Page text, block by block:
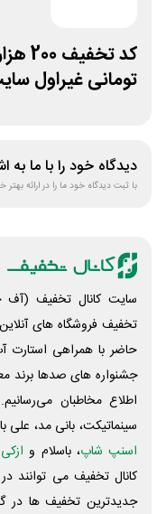
کد تخفیف
تومانی غیراول
دیدگاه خود را با ما به
با ثبت دیدگاه خود ما را در ارائه بهتر
سایت کانال تخفیف (آف
تخفیف فروشگاه های
حاضر با همراهی استارت
جشنواره های صدها برند
اطلاع مخاطبان می‌رسانیم.
سینماتیکت، بانی مد، علی‌
اسنپ شاپ، باسلام و ازکی
کانال تخفیف می توانند
جدیدترین تخفیف ها در